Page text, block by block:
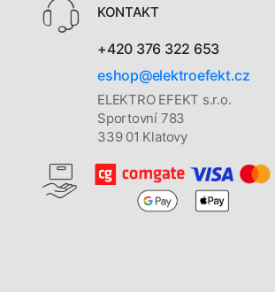
KONTAKT
+420 376 322 653
eshop@elektroefekt.cz
ELEKTRO EFEKT s.r.o.
Sportovní 783
339 01 Klatovy